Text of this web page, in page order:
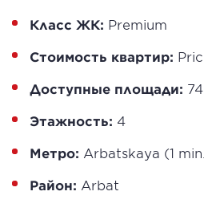
Класс ЖК: Premium
Стоимость квартир:
Доступные площади:
Этажность: 4
Метро: Arbatskaya (1
Район: Arbat